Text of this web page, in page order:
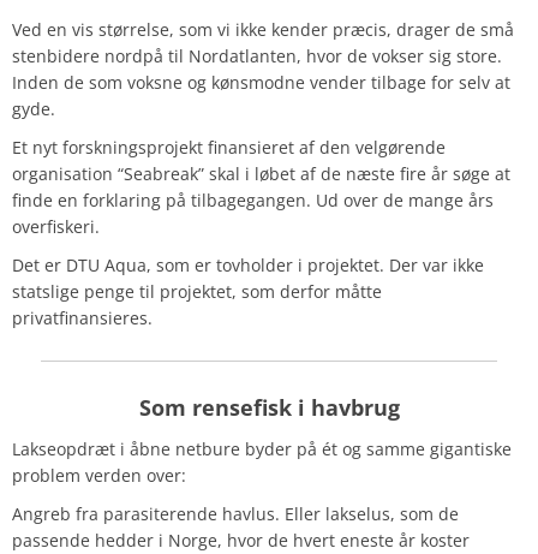
Ved en vis størrelse, som vi ikke kender præcis, drager de små
stenbidere nordpå til Nordatlanten, hvor de vokser sig store.
Inden de som voksne og kønsmodne vender tilbage for selv at
gyde.
Et nyt forskningsprojekt finansieret af den velgørende
organisation “Seabreak” skal i løbet af de næste fire år søge at
finde en forklaring på tilbagegangen. Ud over de mange års
overfiskeri.
Det er DTU Aqua, som er tovholder i projektet. Der var ikke
statslige penge til projektet, som derfor måtte
privatfinansieres.
Som rensefisk i havbrug
Lakseopdræt i åbne netbure byder på ét og samme gigantiske
problem verden over:
Angreb fra parasiterende havlus. Eller lakselus, som de
passende hedder i Norge, hvor de hvert eneste år koster